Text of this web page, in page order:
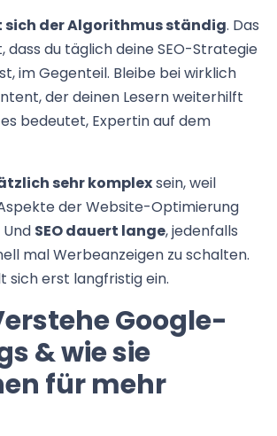
sich der Algorithmus ständig. Das
dass du täglich deine SEO-Strategie
im Gegenteil. Bleibe bei wirklich
der deinen Lesern weiterhilft
bedeutet, Expertin auf dem
sehr komplexsein, weil
der Website-Optimierung
SEO dauert lange, jedenfalls
mal Werbeanzeigen zu schalten.
sich erst langfristig ein.
Google-
& wie sie
für mehr